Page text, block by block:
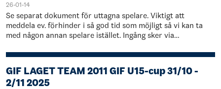
26-01-14
Se separat dokument för uttagna spelare. Viktigt att
meddela ev. förhinder i så god tid som möjligt så vi kan ta
med någon annan spelare istället. Ingång sker via
GIF LAGET TEAM 2011 GIF U15-cup 31/10 -
2/11 2025